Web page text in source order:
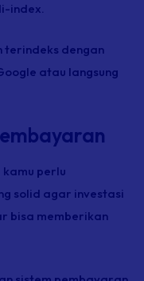
index.
terindeks dengan
atau langsung
perlu
solid agar investasi
bisa memberikan